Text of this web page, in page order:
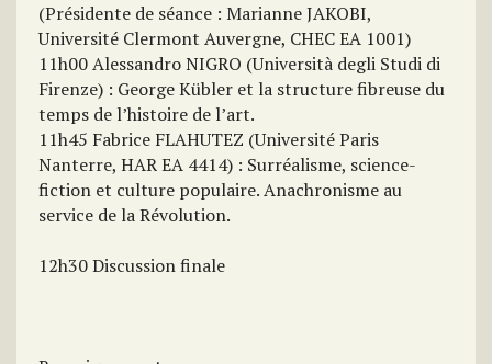
(Présidente de séance : Marianne JAKOBI,
Université Clermont Auvergne, CHEC EA 1001)
11h00 Alessandro NIGRO (Università degli Studi di
Firenze) : George Kübler et la structure fibreuse du
temps de l’histoire de l’art.
11h45 Fabrice FLAHUTEZ (Université Paris
Nanterre, HAR EA 4414) : Surréalisme, science-
fiction et culture populaire. Anachronisme au
service de la Révolution.
12h30 Discussion finale